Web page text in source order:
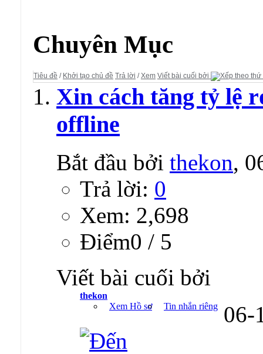
Chuyên Mục
Tiêu đề / Khởi tạo chủ đề Trả lời /Xem Viết bài cuối bởi
Xin cách tăng tỷ lệ
offline
Bắt đầu bởi thekon,
Trả lời: 0
Xem: 2,698
Ðiểm0 / 5
Viết bài cuối bởi
thekon
Xem Hồ sơ
Tin nhắn riêng 06-